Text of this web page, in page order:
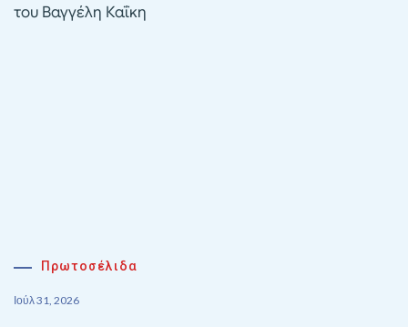
του Βαγγέλη Καΐκη
Πρωτοσέλιδα
Ιούλ 31, 2026